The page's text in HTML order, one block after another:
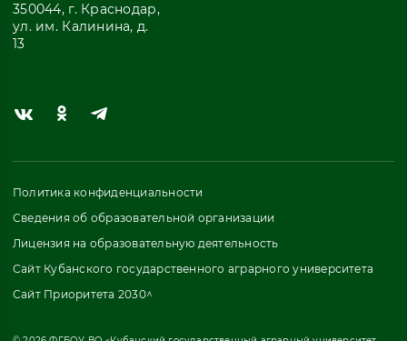
350044, г. Краснодар,
ул. им. Калинина, д.
13
Политика конфиденциальности
Сведения об образовательной организации
Лицензия на образовательную деятельность
Сайт Кубанского государственного аграрного университета
Сайт Приоритета 2030^